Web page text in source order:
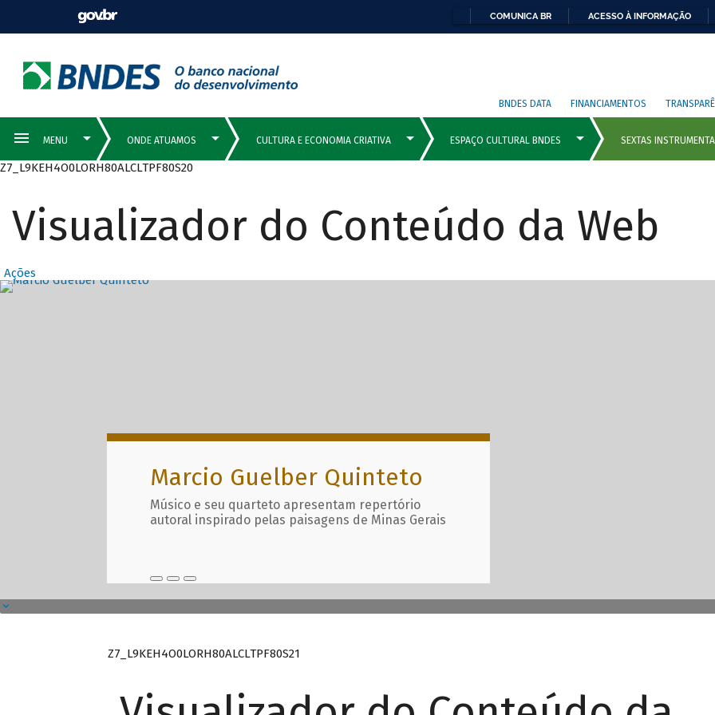
COMUNICA BR ACESSO À INFORMAÇÃO
BNDES DATA FINANCIAMENTOS
Z7_L9KEH4O0LORH80ALCLTPF80S20
Visualizador do Conteúdo da Web
Ações
Destaques Principais com
Marcio Guelber Quinteto
Músico e seu quarteto apresentam repertório
autoral inspirado pelas paisagens de Minas Gerais
Z7_L9KEH4O0LORH80ALCLTPF80S21